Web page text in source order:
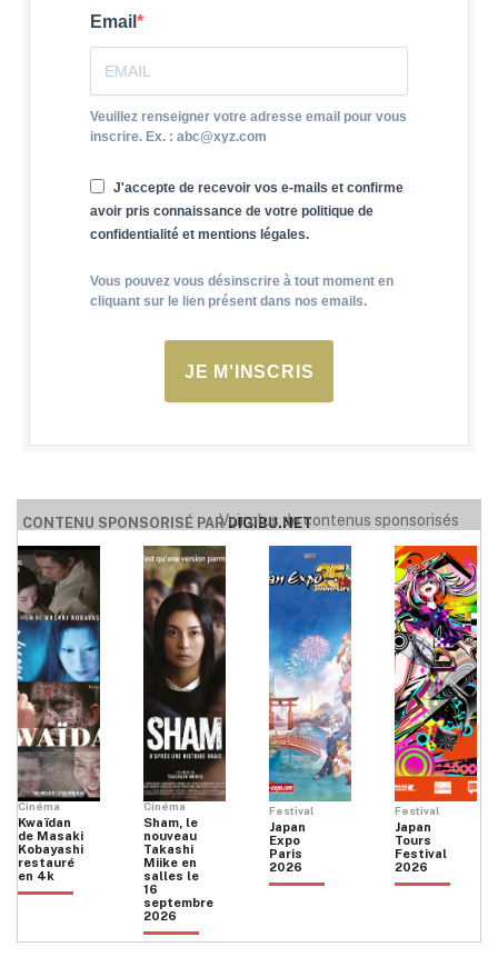
Email
Veuillez renseigner votre adresse email pour vous
inscrire. Ex. : abc@xyz.com
J'accepte de recevoir vos e-mails et confirme
avoir pris connaissance de votre politique de
confidentialité et mentions légales.
Vous pouvez vous désinscrire à tout moment en
cliquant sur le lien présent dans nos emails.
JE M'INSCRIS
CONTENU SPONSORISÉ PARDIGIBU.NET
Voir plus de contenus sponsorisés
Cinéma
Kwaïdan
de Masaki
Kobayashi
restauré
en 4k
Cinéma
Sham, le
nouveau
Takashi
Miike en
salles le
16
septembre
2026
Festival
Japan
Expo
Paris
2026
Festival
Japan
Tours
Festival
2026